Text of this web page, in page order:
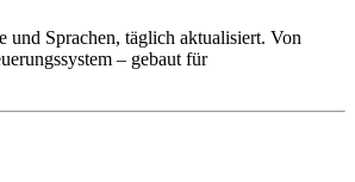
und Sprachen, täglich aktualisiert. Von
– gebaut für